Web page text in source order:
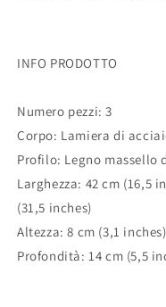
INFO PRODOTTO
Numero pezzi: 3
Corpo: Lamiera di
Profilo: Legno
Larghezza: 42 cm (16,5
(31,5 inches)
Altezza: 8 cm (3,1 inches)
Profondità: 14 cm (5,5